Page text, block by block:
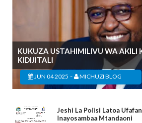
KUKUZA USTAHIMILIVU WA AKILI
KIDIJITALI
JUN 04 2025 - MICHUZI BLOG
Jeshi La Polisi Latoa
Inayosambaa Mtandaoni